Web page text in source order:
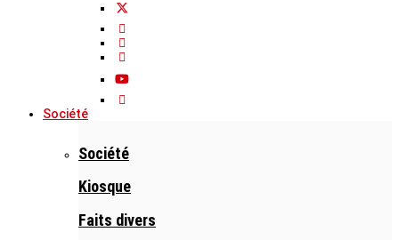
Société
Société
Kiosque
Faits divers